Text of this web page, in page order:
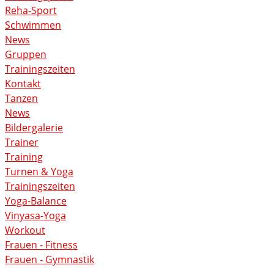
Reha-Sport
Schwimmen
News
Gruppen
Trainingszeiten
Kontakt
Tanzen
News
Bildergalerie
Trainer
Training
Turnen & Yoga
Trainingszeiten
Yoga-Balance
Vinyasa-Yoga
Workout
Frauen - Fitness
Frauen - Gymnastik